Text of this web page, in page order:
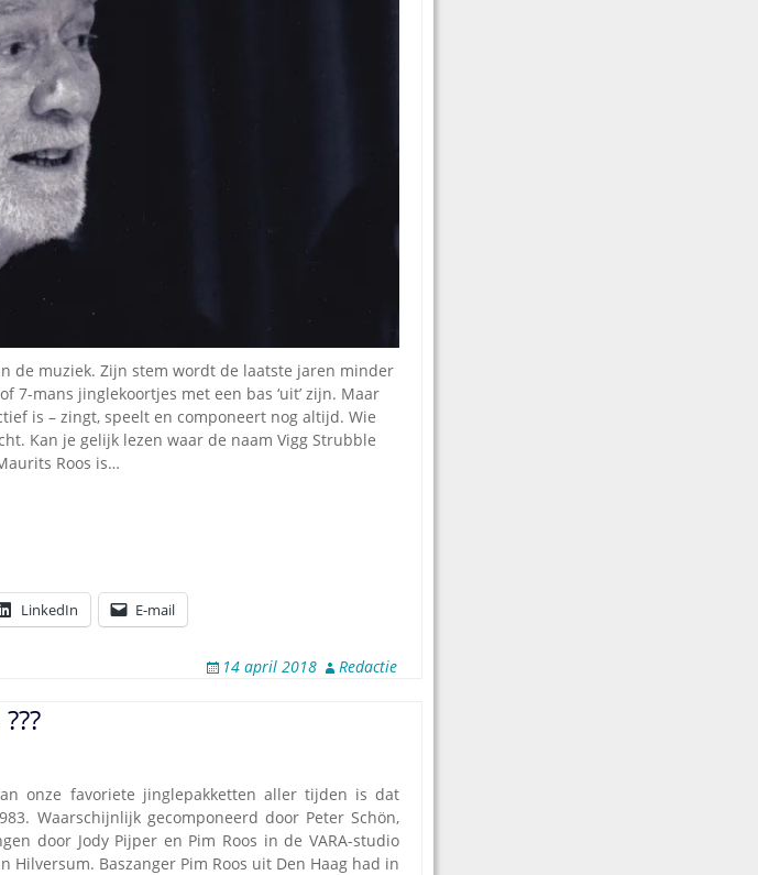
Klaas
de muziek. Zijn stem wordt de laatste jaren minder
7-mans jinglekoortjes met een bas ‘uit’ zijn. Maar
is – zingt, speelt en componeert nog altijd. Wie
Kan je gelijk lezen waar de naam Vigg Strubble
Roos is…
LinkedIn E-mail
14 april 2018 Redactie
onze favoriete jinglepakketten aller tijden is dat
Waarschijnlijk gecomponeerd door Peter Schön,
door Jody Pijper en Pim Roos in de VARA-studio
Hilversum. Baszanger Pim Roos uit Den Haag had in